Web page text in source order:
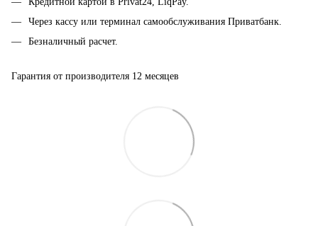
Через кассу или терминал самообслуживания Приватбанк.
Безналичный расчет.
Гарантия от производителя 12 месяцев